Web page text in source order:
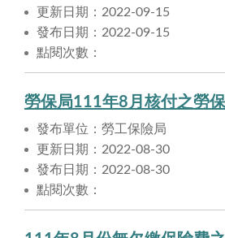
更新日期：2022-09-15
發布日期：2022-09-15
點閱次數：
發布單位：勞工保險局
更新日期：2022-08-30
發布日期：2022-08-30
點閱次數：